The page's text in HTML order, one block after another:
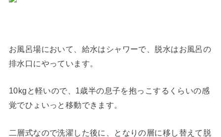
お風呂場において、給水はシャワーで、脱水はお風呂の
排水口にやっています。
10kgと軽いので、1歳半の息子を抱っこするくらいの感
覚でひょいっと移動できます。
二層式なので洗濯した後に、となりの層に移し替えて脱